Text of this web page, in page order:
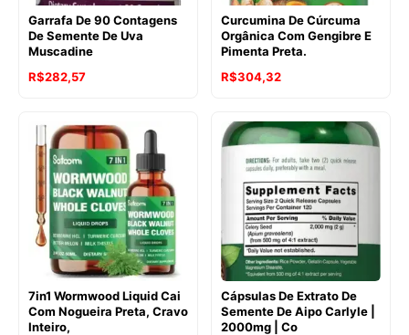
Garrafa De 90 Contagens
De Semente De Uva
Muscadine
R$282,57
Curcumina De Cúrcuma
Orgânica Com Gengibre E
Pimenta Preta.
R$304,32
7in1 Wormwood Liquid Cai
Com Nogueira Preta, Cravo
Inteiro,
Cápsulas De Extrato De
Semente De Aipo Carlyle |
2000mg | Co